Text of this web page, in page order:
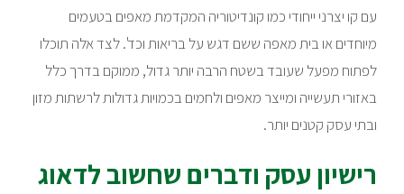
עם קו יצרני ייחודי כמו קונדיטוריה המקדמת מאפים בטעמים
מיוחדים או בית מאפה ששם דגש על בריאות וכד'. לצד אלה תוכלו
לפתוח מפעל שעובד בשטח הרבה יותר גדול, ממוקם בדרך כלל
באזורי תעשייה ומייצר מאפים ולחמים בכמויות גדולות לרשתות מזון
ובתי עסק קטנים יותר.
רישיון עסק ודברים שחשוב לדאוג